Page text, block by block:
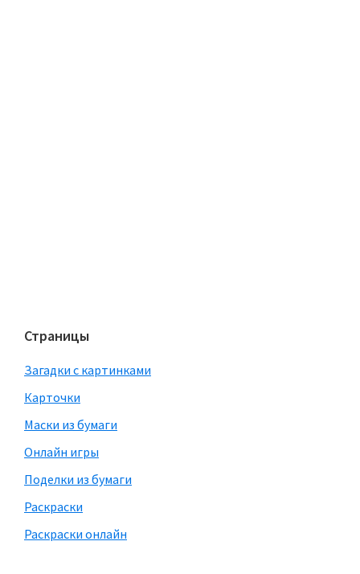
Страницы
Загадки с картинками
Карточки
Маски из бумаги
Онлайн игры
Поделки из бумаги
Раскраски
Раскраски онлайн